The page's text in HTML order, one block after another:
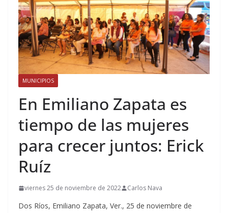
MUNICIPIOS
En Emiliano Zapata es
tiempo de las mujeres
para crecer juntos: Erick
Ruíz
viernes 25 de noviembre de 2022 Carlos Nava
Dos Ríos, Emiliano Zapata, Ver., 25 de noviembre de